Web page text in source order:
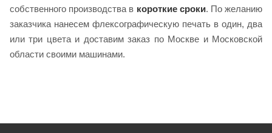
собственного производства в короткие сроки. По желанию
заказчика нанесем флексографическую печать в один, два
или три цвета и доставим заказ по Москве и Московской
области своими машинами.